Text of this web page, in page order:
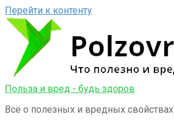
Перейти к контенту
Польза и вред - будь здоров
Всё о полезных и вредных свойствах